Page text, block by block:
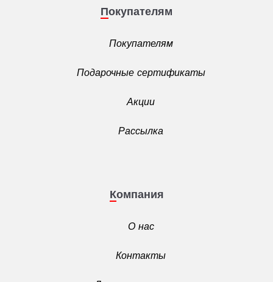
Покупателям
Покупателям
Подарочные сертификаты
Акции
Рассылка
Компания
О нас
Контакты